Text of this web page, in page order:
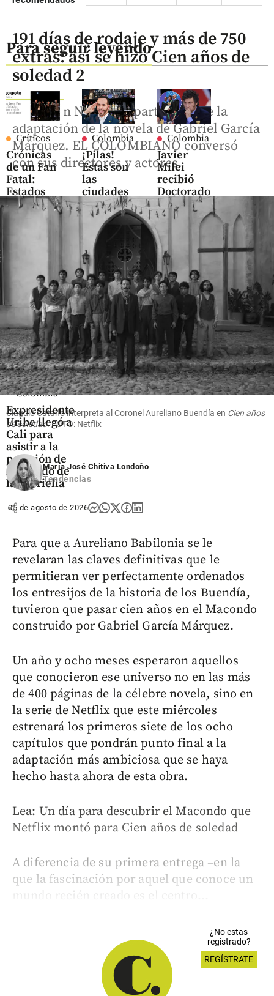
Para seguir leyendo
Críticos
Crónicas
de un Fan
Fatal:
Estados
Alterados
decide
Colombia
¡Pilas!
Estas son
las
ciudades
donde
hay ley
seca por
posesión
de
Abelardo
de la
Espriella
share
Colombia
Javier
Milei
recibió
Doctorado
Honoris
Causa en
Cali antes
de la
posesión
de De La
Espriella
share
Colombia
Expresidente
Uribe llegó a
Cali para
asistir a la
posesión de
Abelardo de
la Espriella
share
191 días de rodaje y más de 750
extras: así se hizo Cien años de
soledad 2
Ya está en Netflix la parte final de la
adaptación de la novela de Gabriel García
Márquez. EL COLOMBIANO conversó
con sus directores y actores.
Claudio Cataño interpreta al Coronel Aureliano Buendía en Cien años
de soledad. FOTO: Netflix
María José Chitiva Londoño
Tendencias
05 de agosto de 2026
Para que a Aureliano Babilonia se le
revelaran las claves definitivas que le
permitieran ver perfectamente ordenados
los entresijos de la historia de los Buendía,
tuvieron que pasar cien años en el Macondo
construido por Gabriel García Márquez.
Un año y ocho meses esperaron aquellos
que conocieron ese universo no en las más
de 400 páginas de la célebre novela, sino en
la serie de Netflix que este miércoles
estrenará los primeros siete de los ocho
capítulos que pondrán punto final a la
adaptación más ambiciosa que se haya
hecho hasta ahora de esta obra.
Lea: Un día para descubrir el Macondo que
Netflix montó para Cien años de soledad
A diferencia de su primera entrega –en la
que la fascinación por aquel que conoce un
mundo recién creado es el centro...
¿No estas
registrado?
REGÍSTRATE